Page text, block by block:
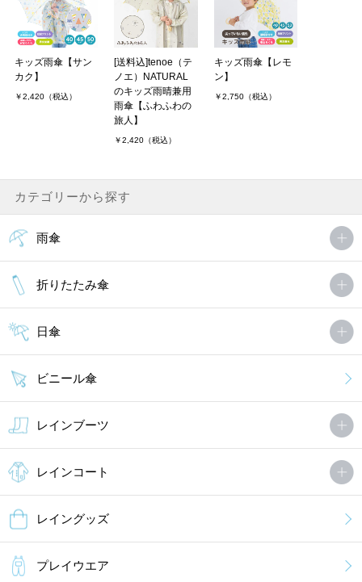
キッズ雨傘【サン
カク】
￥2,420（税込）
[送料込]tenoe（テ
ノエ）NATURAL
のキッズ雨晴兼用
雨傘【ふわふわの
旅人】
￥2,420（税込）
キッズ雨傘【レモ
ン】
￥2,750（税込）
カテゴリーから探す
雨傘
折りたたみ傘
日傘
ビニール傘
レインブーツ
レインコート
レイングッズ
プレイウエア